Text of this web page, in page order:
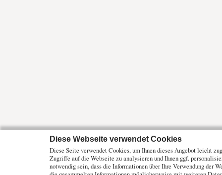
Diese Webseite verwendet Cookies
Diese Seite verwendet Cookies, um Ihnen dieses Angebot leicht
Zugriffe auf die Webseite zu analysieren und Ihnen ggf.
notwendig sein, dass die Informationen über Ihre Verwendung der